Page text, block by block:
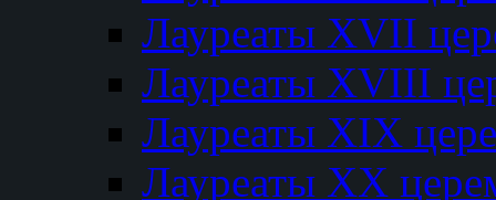
Лауреаты XVII
Лауреаты XVIII
Лауреаты XIX
Лауреаты XX